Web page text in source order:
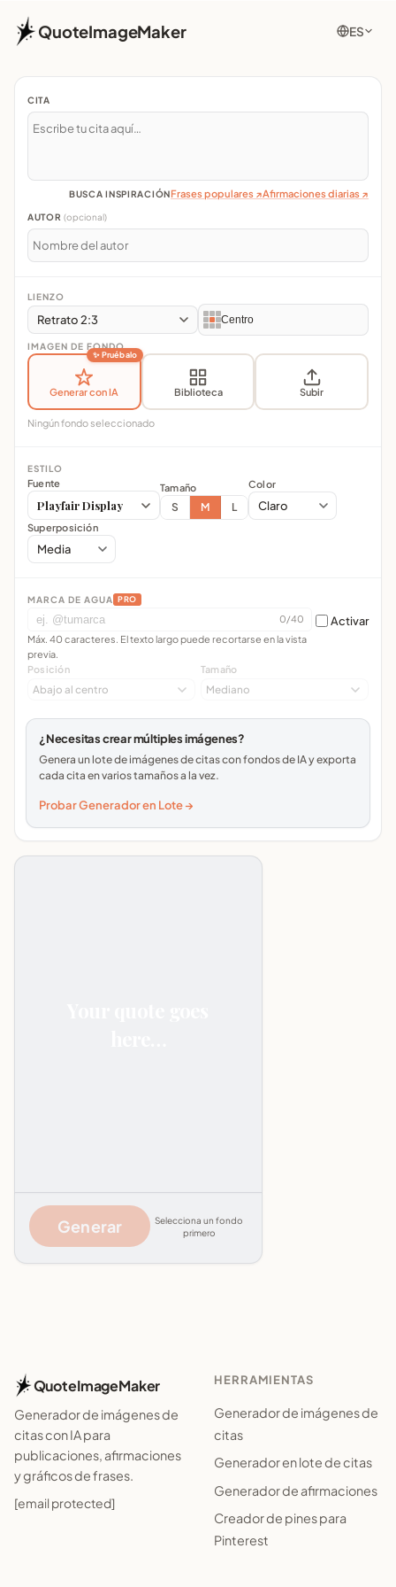
QuoteImageMaker ES
CITA
BUSCA INSPIRACIÓNFrases populares ↗Afirmaciones diarias ↗
AUTOR(opcional)
LIENZO
Retrato 2:3 Centro
IMAGEN DE FONDO
✨ Pruébalo
Generar con IA Biblioteca Subir
Ningún fondo seleccionado
ESTILO
Fuente
Playfair Display
Tamaño
S M L
Color
Superposición
MARCA DE AGUA PRO
0/40
Máx. 40 caracteres. El texto largo puede recortarse en la vista
previa.
Activar
Posición Tamaño
¿Necesitas crear múltiples imágenes?
Genera un lote de imágenes de citas con fondos de IA y exporta
cada cita en varios tamaños a la vez.
Probar Generador en Lote →
Generar
Selecciona un fondo
primero
QuoteImageMaker
Generador de imágenes de
citas con IA para
publicaciones, afirmaciones
y gráficos de frases.
[email protected]
HERRAMIENTAS
Generador de imágenes de
citas
Generador en lote de citas
Generador de afirmaciones
Creador de pines para
Pinterest